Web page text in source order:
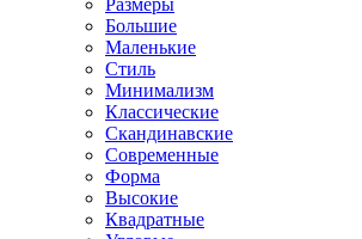
Размеры
Большие
Маленькие
Стиль
Минимализм
Классические
Скандинавские
Современные
Форма
Высокие
Квадратные